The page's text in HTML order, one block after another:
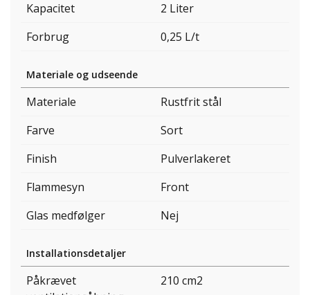
Kapacitet
2 Liter
Forbrug
0,25 L/t
Materiale og udseende
Materiale
Rustfrit stål
Farve
Sort
Finish
Pulverlakeret
Flammesyn
Front
Glas medfølger
Nej
Installationsdetaljer
Påkrævet
210 cm2